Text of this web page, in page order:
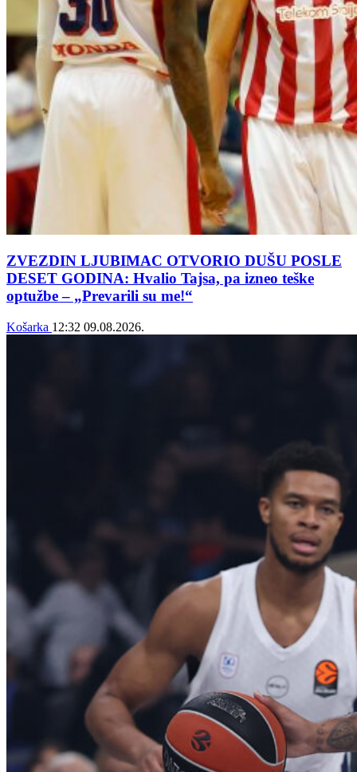
ZVEZDIN LJUBIMAC OTVORIO DUŠU POSLE
DESET GODINA: Hvalio Tajsa, pa izneo teške
optužbe – „Prevarili su me!“
Košarka 12:32 09.08.2026.